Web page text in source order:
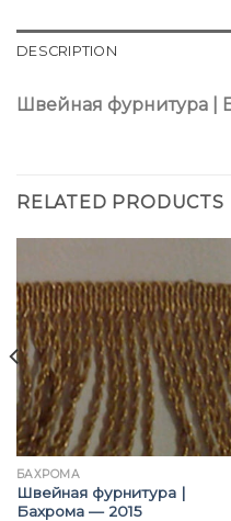
DESCRIPTION
Швейная фурнитура |
RELATED PRODUCTS
БАХРОМА
Швейная фурнитура |
Бахрома — 2015